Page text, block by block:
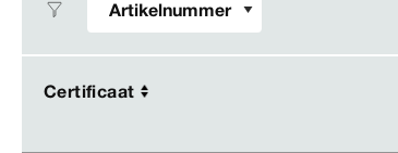
Certificaat
Certificaat